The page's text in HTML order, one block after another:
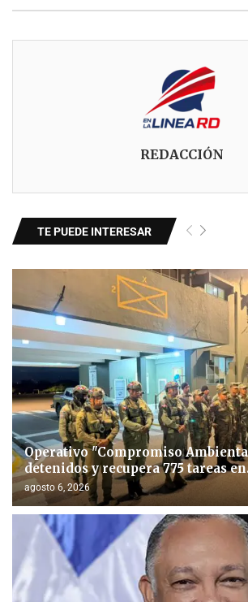
REDACCIÓN
TE PUEDE INTERESAR
Operativo "Compromiso
detenidos y recupera 775 tareas
agosto 6, 2026